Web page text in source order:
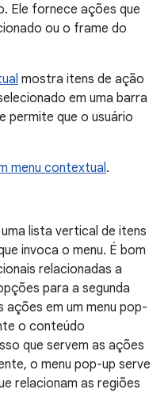
Ele fornece ações que
ou o frame do
mostra itens de ação
em uma barra
permite que o usuário
menu contextual.
lista vertical de itens
invoca o menu. É bom
relacionadas a
para a segunda
ações em um menu pop-
o conteúdo
que servem as ações
o menu pop-up serve
relacionam as regiões